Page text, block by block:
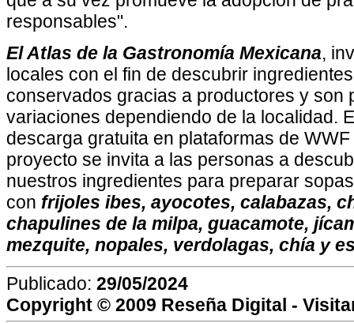
responsables".
El Atlas de la Gastronomía Mexicana,
locales con el fin de descubrir
conservados gracias a productores y son
variaciones dependiendo de la localidad.
descarga gratuita en plataformas de
proyecto se invita a las personas a
nuestros ingredientes para preparar
con frijoles ibes, ayocotes, calabazas,
chapulines de la milpa, guacamote,
mezquite, nopales, verdolagas, chía y
Publicado: 29/05/2024
Copyright © 2009 Reseña Digital -